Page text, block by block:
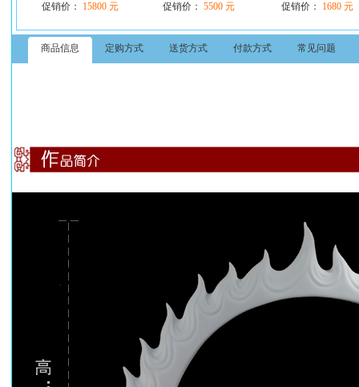
促销价：
15800 元
促销价： 5500 元
促销价：
1680 元
商品信息 定购方式 送货方式 付款方式 常见问题